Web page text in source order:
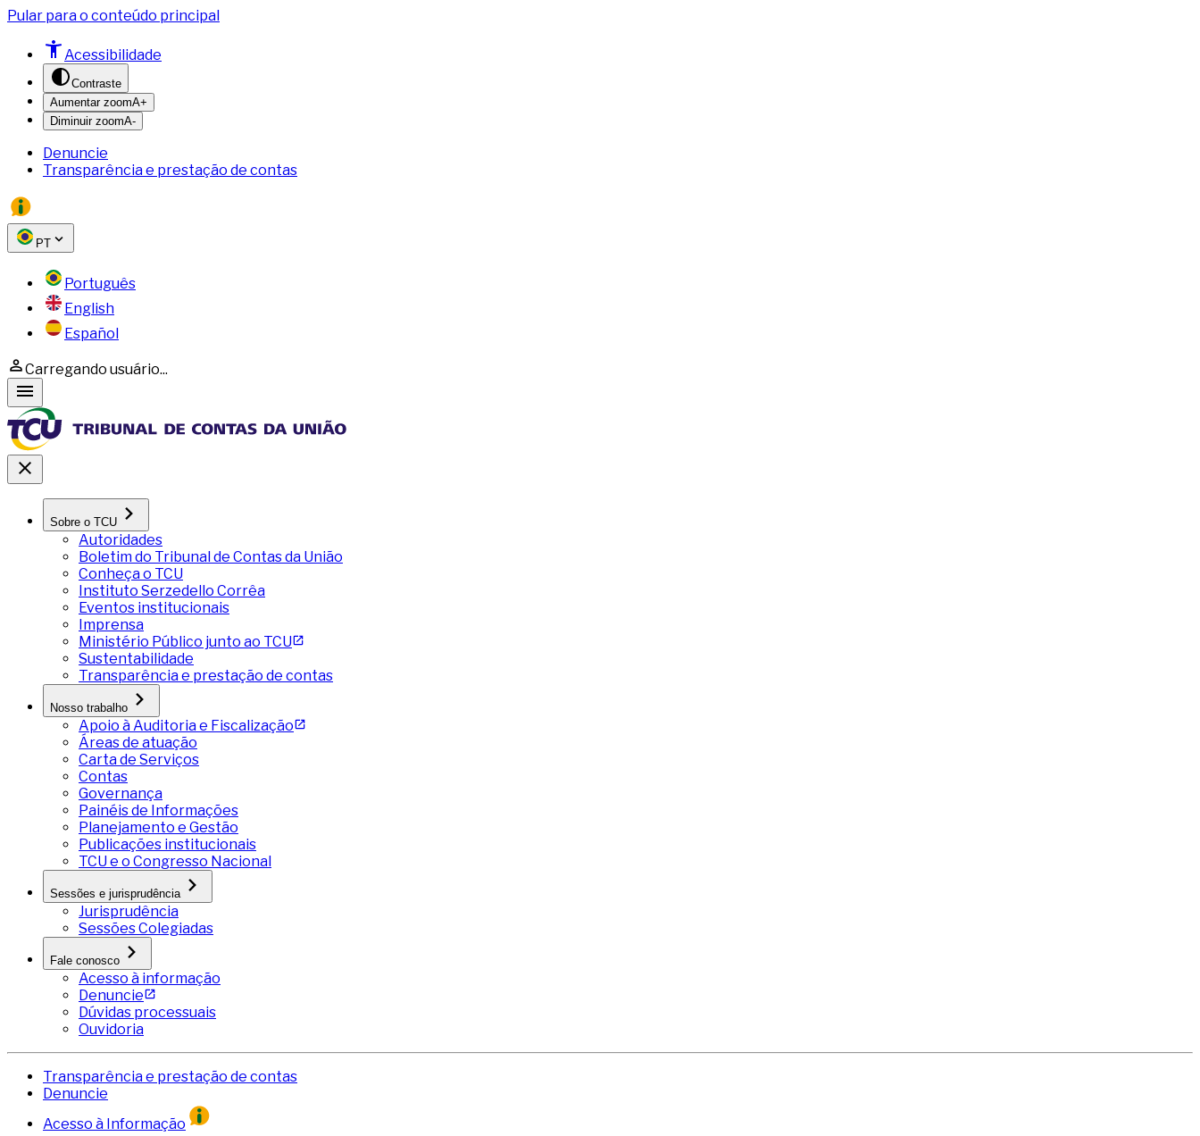
Pular para o conteúdo principal
Acessibilidade
Contraste
Aumentar zoomA+
Diminuir zoomA-
Denuncie
Transparência e prestação de contas
PT
Português
English
Español
Carregando usuário...
Sobre o TCU
Autoridades
Boletim do Tribunal de Contas da União
Conheça o TCU
Instituto Serzedello Corrêa
Eventos institucionais
Imprensa
Ministério Público junto ao TCU
Sustentabilidade
Transparência e prestação de contas
Nosso trabalho
Apoio à Auditoria e Fiscalização
Áreas de atuação
Carta de Serviços
Contas
Governança
Painéis de Informações
Planejamento e Gestão
Publicações institucionais
TCU e o Congresso Nacional
Sessões e jurisprudência
Jurisprudência
Sessões Colegiadas
Fale conosco
Acesso à informação
Denuncie
Dúvidas processuais
Ouvidoria
Transparência e prestação de contas
Denuncie
Acesso à Informação